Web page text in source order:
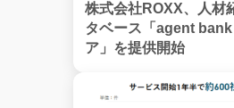
株式会社ROXX、人材
タベース「agent bank
ア」を提供開始